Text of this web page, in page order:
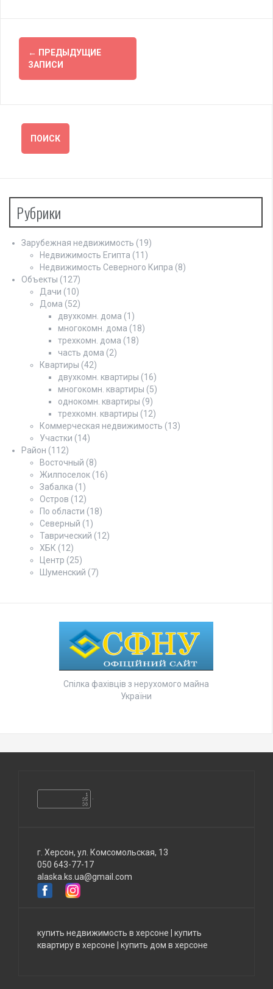
Навигация
по
← ПРЕДЫДУЩИЕ
ЗАПИСИ
Рубрики
Зарубежная недвижимость (19)
Недвижимость Египта (11)
Недвижимость Северного Кипра (8)
Объекты (127)
Дачи (10)
Дома (52)
двухкомн. дома (1)
многокомн. дома (18)
трехкомн. дома (18)
часть дома (2)
Квартиры (42)
двухкомн. квартиры (16)
многокомн. квартиры (5)
однокомн. квартиры (9)
трехкомн. квартиры (12)
Коммерческая недвижимость (13)
Участки (14)
Район (112)
Восточный (8)
Жилпоселок (16)
Забалка (1)
Остров (12)
По области (18)
Северный (1)
Таврический (12)
ХБК (12)
Центр (25)
Шуменский (7)
Спілка фахівців з нерухомого майна
України
г. Херсон, ул. Комсомольская, 13
050 643-77-17
alaska.ks.ua@gmail.com
купить недвижимость в херсоне
купить
квартиру в херсоне
купить дом в херсоне